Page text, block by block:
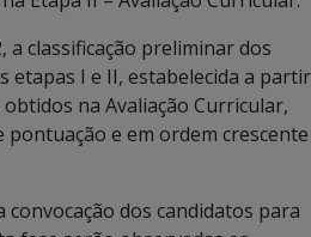
a classificação preliminar dos
etapas I e II, estabelecida a partir
na Avaliação Curricular,
pontuação e em ordem crescente
convocação dos candidatos para